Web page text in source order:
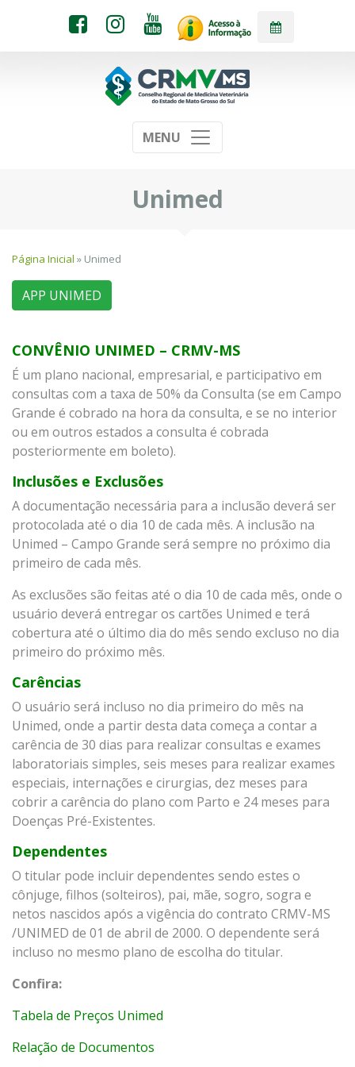
MENU
Unimed
Página Inicial » Unimed
APP UNIMED
CONVÊNIO UNIMED – CRMV-MS
É um plano nacional, empresarial, e participativo em
consultas com a taxa de 50% da Consulta (se em Campo
Grande é cobrado na hora da consulta, e se no interior
ou em outros estados a consulta é cobrada
posteriormente em boleto).
Inclusões e Exclusões
A documentação necessária para a inclusão deverá ser
protocolada até o dia 10 de cada mês. A inclusão na
Unimed – Campo Grande será sempre no próximo dia
primeiro de cada mês.
As exclusões são feitas até o dia 10 de cada mês, onde o
usuário deverá entregar os cartões Unimed e terá
cobertura até o último dia do mês sendo excluso no dia
primeiro do próximo mês.
Carências
O usuário será incluso no dia primeiro do mês na
Unimed, onde a partir desta data começa a contar a
carência de 30 dias para realizar consultas e exames
laboratoriais simples, seis meses para realizar exames
especiais, internações e cirurgias, dez meses para
cobrir a carência do plano com Parto e 24 meses para
Doenças Pré-Existentes.
Dependentes
O titular pode incluir dependentes sendo estes o
cônjuge, filhos (solteiros), pai, mãe, sogro, sogra e
netos nascidos após a vigência do contrato CRMV-MS
/UNIMED de 01 de abril de 2000. O dependente será
incluso no mesmo plano de escolha do titular.
Confira:
Tabela de Preços Unimed
Relação de Documentos